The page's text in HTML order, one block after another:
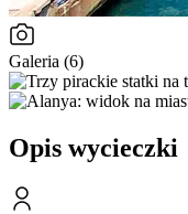
Galeria (6)
Opis wycieczki